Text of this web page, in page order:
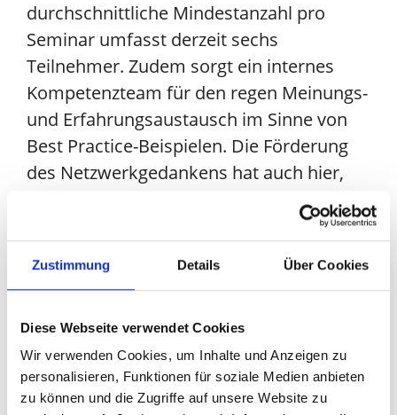
Zustimmung Details Über Cookies
Diese Webseite verwendet Cookies
Wir verwenden Cookies, um Inhalte und Anzeigen zu
personalisieren, Funktionen für soziale Medien anbieten
zu können und die Zugriffe auf unsere Website zu
durchschnittliche Mindestanzahl pro
Seminar umfasst derzeit sechs
Teilnehmer. Zudem sorgt ein internes
Kompetenzteam für den regen Meinungs-
und Erfahrungsaustausch im Sinne von
Best Practice-Beispielen. Die Förderung
des Netzwerkgedankens hat auch hier,
wie bei allen Aktivitäten der LogCoop
oberste Priorität. Die ersten Seminare
angeboten. Anmelden können sich
personenbezogenen und
passwortgeschützten Online-Zugang.
Der Gründung der LogCoop Akademie